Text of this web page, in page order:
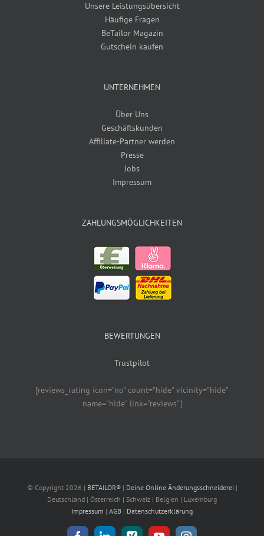
Unsere Leistungsübersicht
Häufige Fragen
BeTailor Magazin
Gutschein kaufen
UNTERNEHMEN
Über Uns
Geschäftskunden
Affiliate-Partner werden
Presse
Jobs
Impressum
ZAHLUNGSMÖGLICHKEITEN
BEWERTUNGEN
Trustpilot
[reviews_rating icon="no" count="hide" vicinity="hide"
name="hide" link="reviews"]
© Copyright 2026 | BETAILOR® | Deine Online Änderungsschneiderei |
Deutschland | Österreich | Schweiz | Belgien | Luxemburg
Impressum | AGB | Datenschutzerklärung